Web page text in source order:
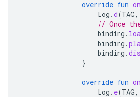
override
fun
Log.d(
// Once
binding.
binding.
binding.
override fun
Log.e(